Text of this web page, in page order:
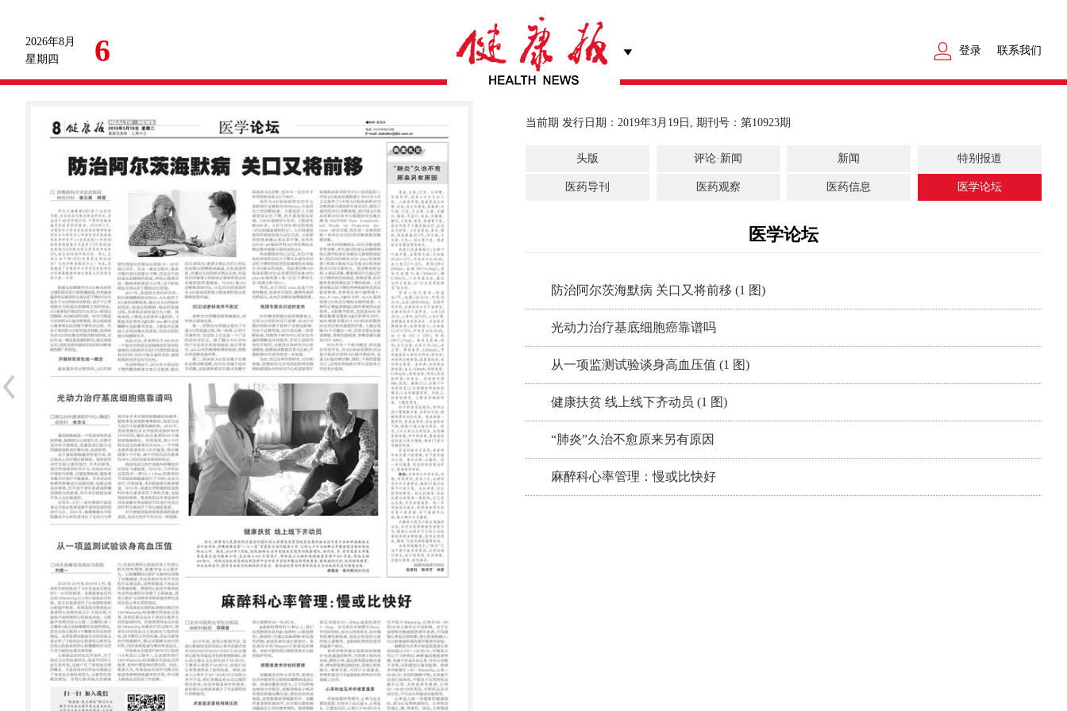
2026年8月
星期四
6 登录 联系我们
当前期 发行日期：2019年3月19日, 期刊号：第10923期
头版 评论·新闻 新闻 特别报道
医药导刊 医药观察 医药信息 医学论坛
医学论坛
防治阿尔茨海默病 关口又将前移 (1 图)
光动力治疗基底细胞癌靠谱吗
从一项监测试验谈身高血压值 (1 图)
健康扶贫 线上线下齐动员 (1 图)
“肺炎”久治不愈原来另有原因
麻醉科心率管理：慢或比快好